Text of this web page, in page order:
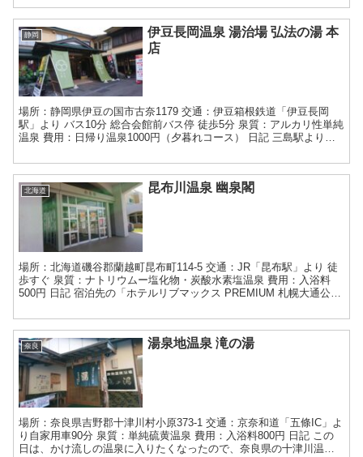
静岡
伊豆長岡温泉 湯治場 弘法の湯 本
店
場所：静岡県伊豆の国市古奈1179 交通：伊豆箱根鉄道「伊豆長岡
駅」より バス10分 総合会館前バス停 徒歩5分 泉質：アルカリ性単純
温泉 費用：日帰り温泉1000円（夕暮れコース） 日記 三島駅より伊
北海道 昆布川温泉 幽泉閣
場所：北海道磯谷郡蘭越町昆布町114-5 交通：JR「昆布駅」より 徒
歩すぐ 泉質：ナトリウムー塩化物・炭酸水素塩温泉 費用：入浴料
500円 日記 宿泊先の「ホテルリブマックス PREMIUM 札幌大通公
奈良 湯泉地温泉 滝の湯
場所：奈良県吉野郡十津川村小原373-1 交通：京奈和道「五條IC」よ
り自家用車90分 泉質：単純硫黄温泉 費用：入浴料800円 日記 この
日は、かけ流しの温泉に入りたくなったので、奈良県の十津川温泉